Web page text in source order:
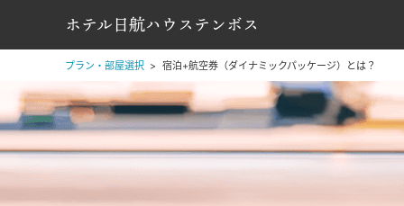
ホテル日航ハウステンボス
プラン・部屋選択 宿泊+航空券（ダイナミックパッケージ）とは？